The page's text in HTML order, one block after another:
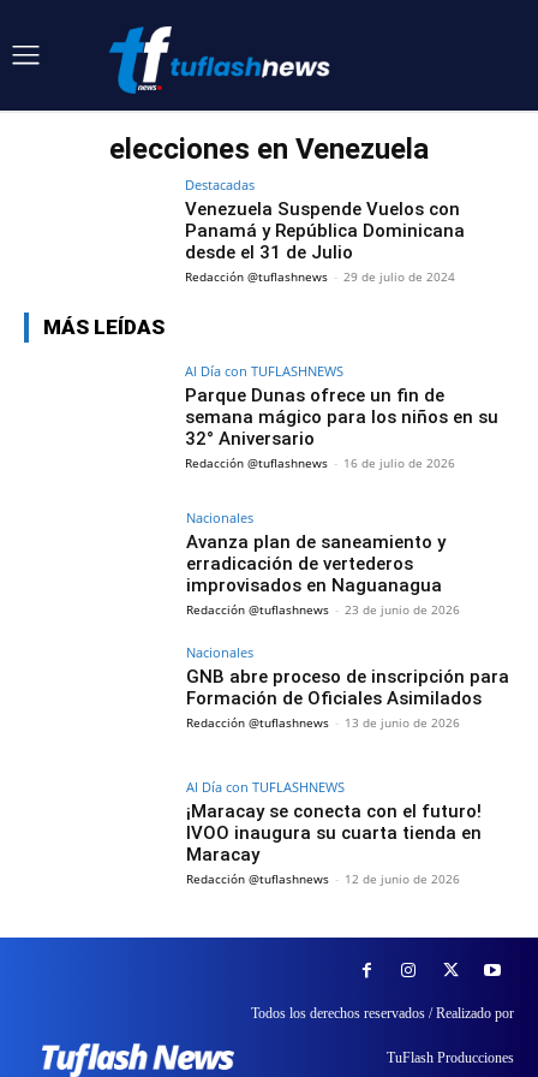
elecciones en Venezuela
Destacadas
Venezuela Suspende Vuelos con
Panamá y República Dominicana
desde el 31 de Julio
Redacción @tuflashnews - 29 de julio de 2024
MÁS LEÍDAS
Al Día con TUFLASHNEWS
Parque Dunas ofrece un fin de
semana mágico para los niños en su
32° Aniversario
Redacción @tuflashnews - 16 de julio de 2026
Nacionales
Avanza plan de saneamiento y
erradicación de vertederos
improvisados en Naguanagua
Redacción @tuflashnews - 23 de junio de 2026
Nacionales
GNB abre proceso de inscripción para
Formación de Oficiales Asimilados
Redacción @tuflashnews - 13 de junio de 2026
Al Día con TUFLASHNEWS
¡Maracay se conecta con el futuro!
IVOO inaugura su cuarta tienda en
Maracay
Redacción @tuflashnews - 12 de junio de 2026
Todos los derechos reservados / Realizado por
TuFlash Producciones